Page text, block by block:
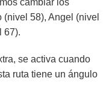
cambiar los
58), Angel (nivel
67).
se activa cuando
ruta tiene un ángulo